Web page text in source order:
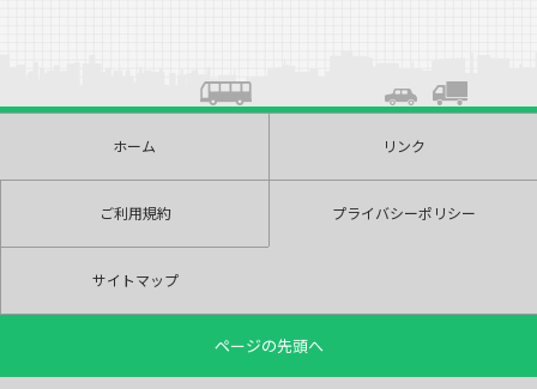
ホーム リンク
ご利用規約 プライバシーポリシー
サイトマップ
ページの先頭へ